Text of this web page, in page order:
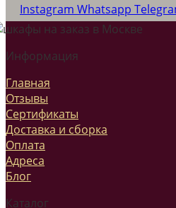
Instagram Whatsapp
Информация
Главная
Отзывы
Сертификаты
Доставка и сборка
Оплата
Адреса
Блог
Каталог